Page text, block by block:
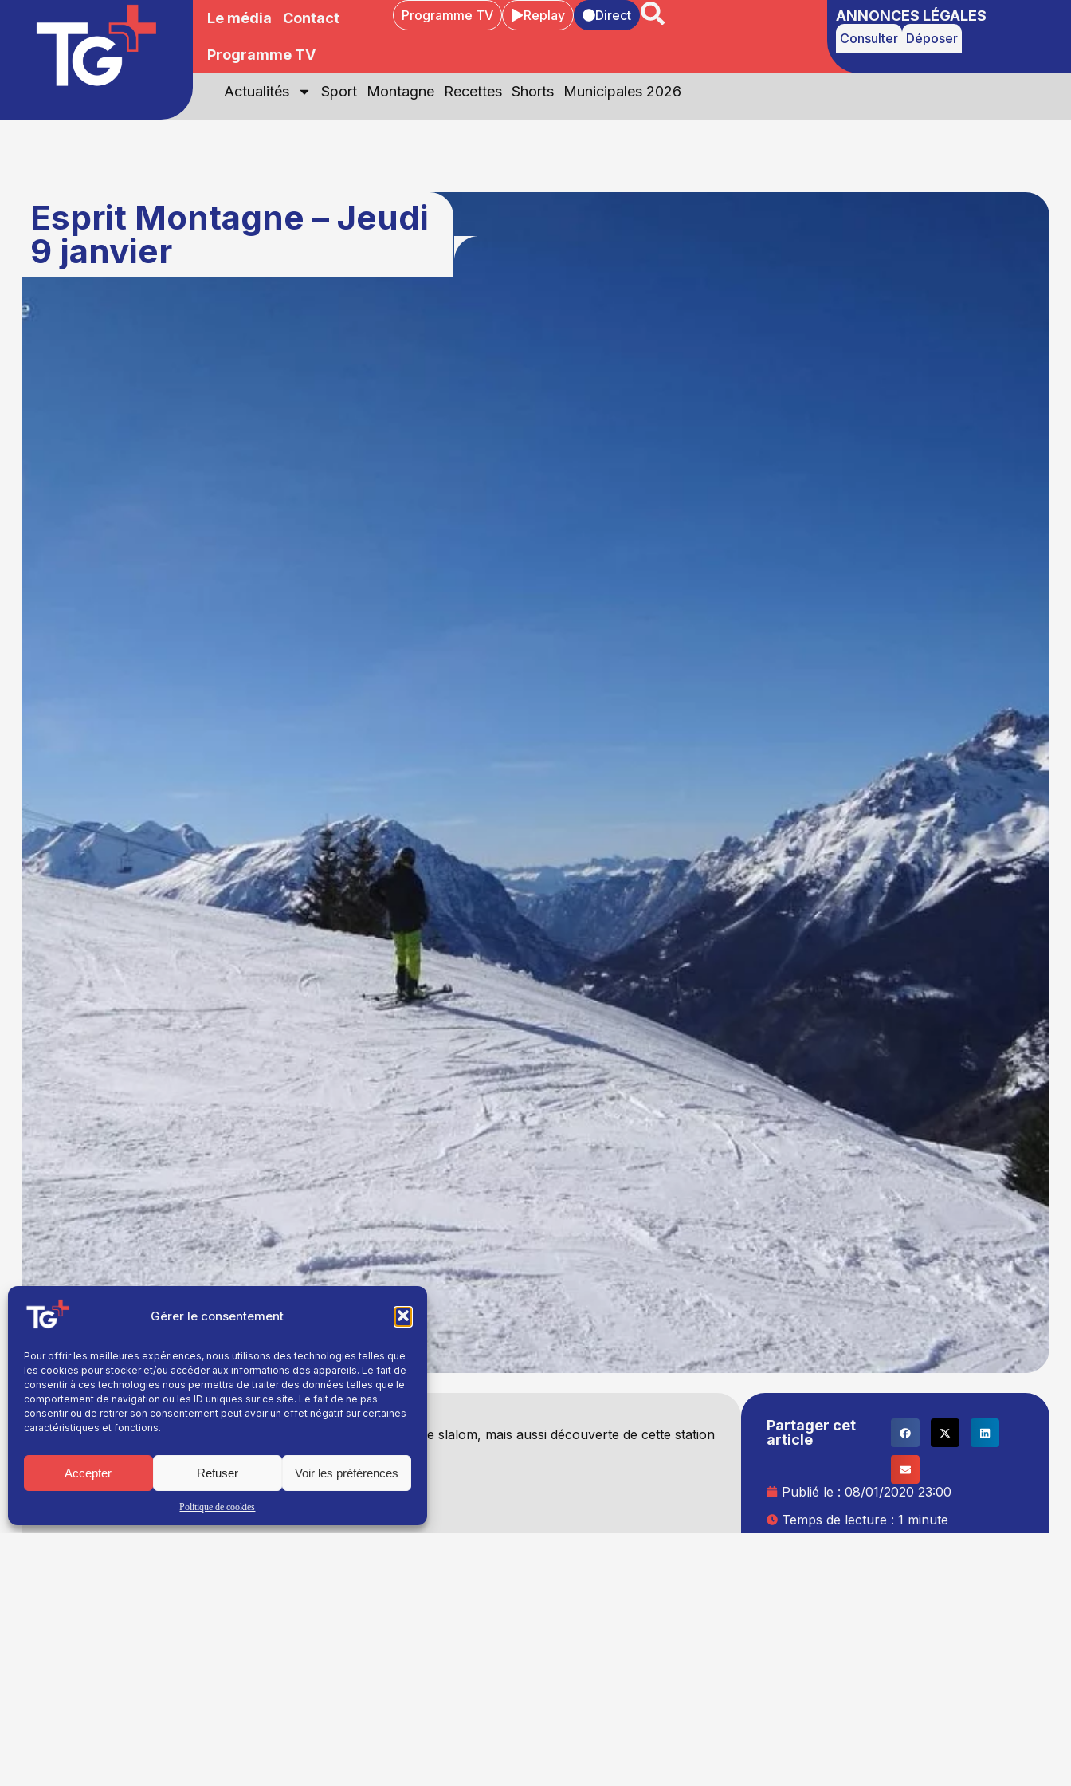
Gérer le consentement
Pour offrir les meilleures expériences, nous utilisons des technologies telles que
les cookies pour stocker et/ou accéder aux informations des appareils. Le fait de
consentir à ces technologies nous permettra de traiter des données telles que le
comportement de navigation ou les ID uniques sur ce site. Le fait de ne pas
consentir ou de retirer son consentement peut avoir un effet négatif sur certaines
caractéristiques et fonctions.
Accepter Refuser Voir les préférences
Politique de cookies
Le média Contact
Programme TV
Programme TV Replay Direct ANNONCES LÉGALES
Consulter Déposer
Actualités Sport Montagne Recettes Shorts Municipales 2026
Esprit Montagne – Jeudi
9 janvier
Rendez-vous sur les pistes à l’occasion de la Coupe d’Europe de slalom, mais aussi découverte de cette station
Partager cet
article
Publié le :08/01/2020 23:00
Temps de lecture : 1 minute